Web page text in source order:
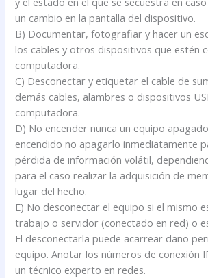
un cambio en la pantalla del dispositivo.
B) Documentar, fotografiar y hacer un
los cables y otros dispositivos que estén
computadora.
C) Desconectar y etiquetar el cable de
demás cables, alambres o dispositivos
computadora.
D) No encender nunca un equipo
encendido no apagarlo inmediatamente
pérdida de información volátil,
para el caso realizar la adquisición de
lugar del hecho.
E) No desconectar el equipo si el mismo
trabajo o servidor (conectado en red) o
El desconectarla puede acarrear daño
equipo. Anotar los números de conexión
un técnico experto en redes.